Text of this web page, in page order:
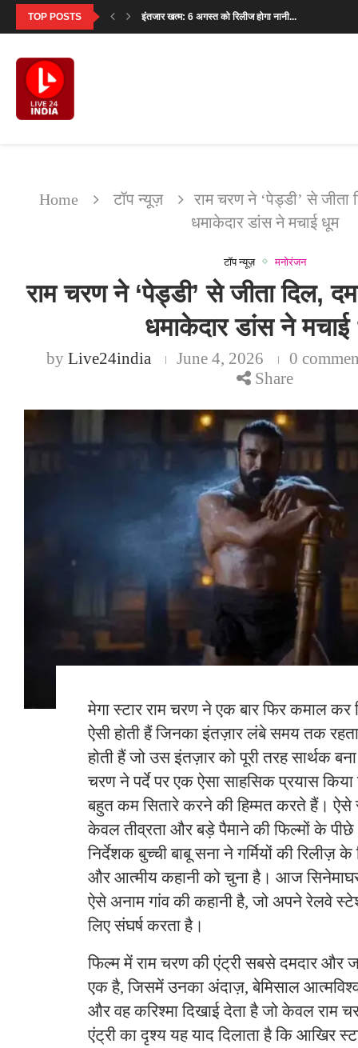
TOP POSTS इंतजार खत्म: 6 अगस्त को रिलीज होगा नानी...
Home टॉप न्यूज़
राम चरण ने ‘पेड्डी’ से
धमाकेदार डांस ने मचाई धूम
टॉप न्यूज़ मनोरंजन
राम चरण ने ‘पेड्डी’ से जीता दिल,
धमाकेदार डांस ने
byLive24india June 4, 2026
0
Share
मेगा स्टार राम चरण ने एक बार फिर कमाल
ऐसी होती हैं जिनका इंतज़ार लंबे समय तक
होती हैं जो उस इंतज़ार को पूरी तरह सार्थक
चरण ने पर्दे पर एक ऐसा साहसिक प्रयास
बहुत कम सितारे करने की हिम्मत करते हैं।
केवल तीव्रता और बड़े पैमाने की फिल्मों के
निर्देशक बुच्ची बाबू सना ने गर्मियों की रिलीज़
और आत्मीय कहानी को चुना है। आज
ऐसे अनाम गांव की कहानी है, जो अपने रेलवे
लिए संघर्ष करता है।
फिल्म में राम चरण की एंट्री सबसे दमदार और
एक है, जिसमें उनका अंदाज़, बेमिसाल
और वह करिश्मा दिखाई देता है जो केवल राम
एंट्री का दृश्य यह याद दिलाता है कि आखिर